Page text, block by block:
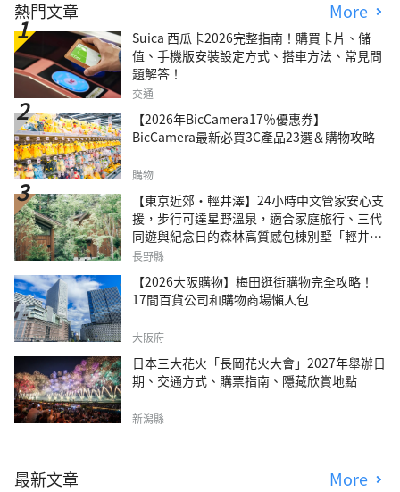
熱門文章 More
Suica 西瓜卡2026完整指南！購買卡片、儲
值、手機版安裝設定方式、搭車方法、常見問
題解答！
交通
【2026年BicCamera17％優惠券】
BicCamera最新必買3C產品23選＆購物攻略
購物
【東京近郊・輕井澤】24小時中文管家安心支
援，步行可達星野溫泉，適合家庭旅行、三代
同遊與紀念日的森林高質感包棟別墅「輕井澤
森四季VILLA」
長野縣
【2026大阪購物】梅田逛街購物完全攻略！
17間百貨公司和購物商場懶人包
大阪府
日本三大花火「長岡花火大會」2027年舉辦日
期、交通方式、購票指南、隱藏欣賞地點
新潟縣
最新文章 More